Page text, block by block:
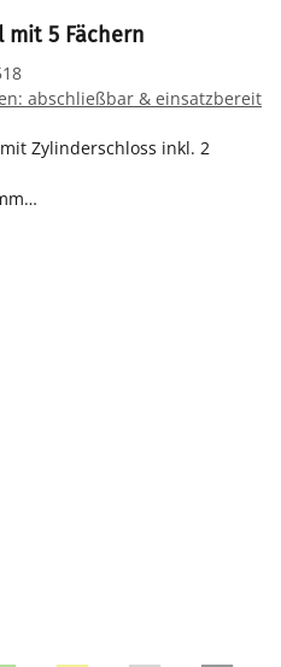
mit 5 Fächern
abschließbar & einsatzbereit
Zylinderschloss inkl. 2
- sofort einsatzbereit